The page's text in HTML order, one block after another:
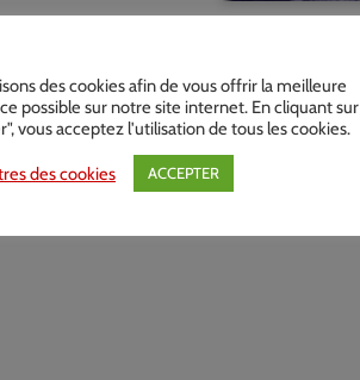
des cookies afin de vous offrir la meilleure
possible sur notre site internet. En cliquant sur
vous acceptez l'utilisation de tous les cookies.
des cookies ACCEPTER